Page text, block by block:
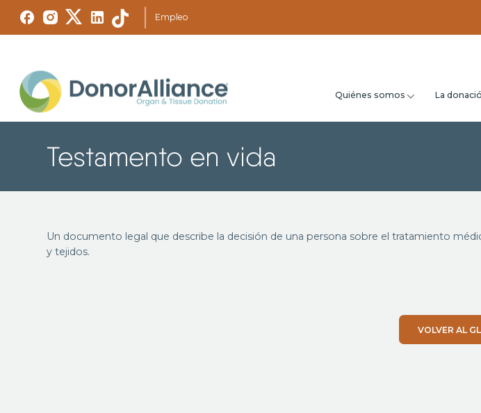
Empleo
Quiénes somos La
Testamento en vida
Un documento legal que describe la decisión de una persona sobre el tratamiento
y tejidos.
VOLVER AL